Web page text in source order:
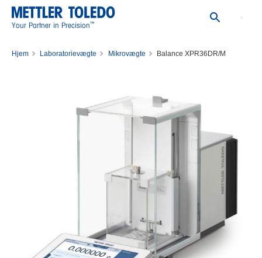
Your Partner in Precision™
Hjem Laboratorievægte Mikrovægte Balance XPR36DR/M